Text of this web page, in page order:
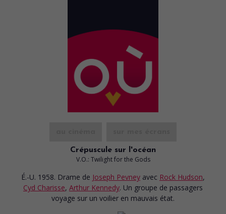
Crépuscule sur l'océan
V.O.: Twilight for the Gods
É.-U. 1958. Drame de Joseph Pevney avec Rock Hudson,
Cyd Charisse, Arthur Kennedy. Un groupe de passagers
voyage sur un voilier en mauvais état.